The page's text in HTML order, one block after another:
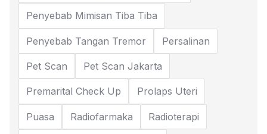
Penyebab Mimisan Tiba Tiba
Penyebab Tangan Tremor Persalinan
Pet Scan Pet Scan Jakarta
Premarital Check Up Prolaps Uteri
Puasa Radiofarmaka Radioterapi